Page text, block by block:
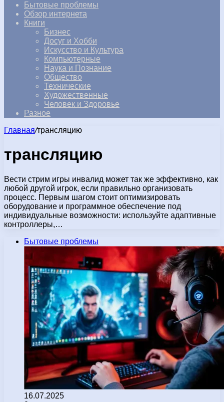
Бытовые проблемы
Обзор интернета
Книги
Бизнес
Досуг и Хобби
Искусство и Культура
Компьютерные
Наука и Познание
Общество
Технические
Художественные
Человек и Здоровье
Разное
Главная/трансляцию
трансляцию
Вести стрим игры инвалид может так же эффективно, как
любой другой игрок, если правильно организовать
процесс. Первым шагом стоит оптимизировать
оборудование и программное обеспечение под
индивидуальные возможности: используйте адаптивные
контроллеры,…
Бытовые проблемы
16.07.2025